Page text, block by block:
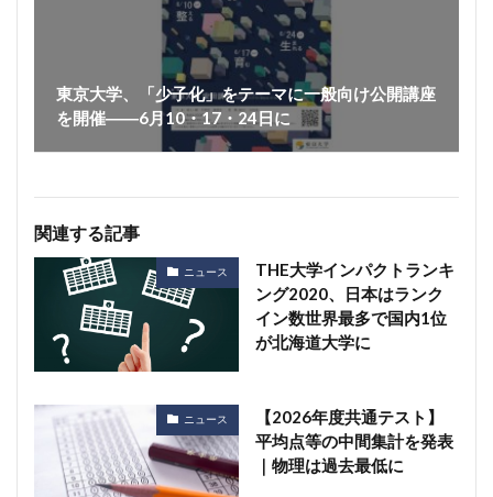
東京大学、「少子化」をテーマに一般向け公開講座
を開催――6月10・17・24日に
関連する記事
ニュース
THE大学インパクトランキ
ング2020、日本はランク
イン数世界最多で国内1位
が北海道大学に
ニュース
【2026年度共通テスト】
平均点等の中間集計を発表
｜物理は過去最低に